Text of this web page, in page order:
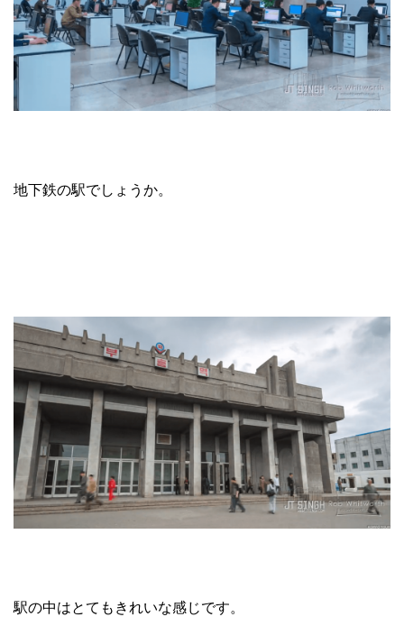
地下鉄の駅でしょうか。
駅の中はとてもきれいな感じです。